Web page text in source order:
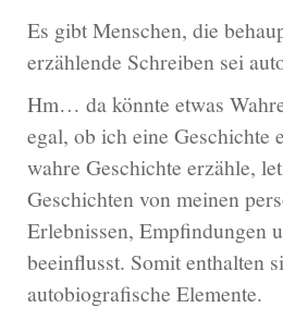
Es gibt Menschen, die
erzählende Schreiben sei
Hm… da könnte etwas
egal, ob ich eine Geschichte
wahre Geschichte erzähle,
Geschichten von meinen
Erlebnissen, Empfindungen
beeinflusst. Somit enthalten
autobiografische Elemente.